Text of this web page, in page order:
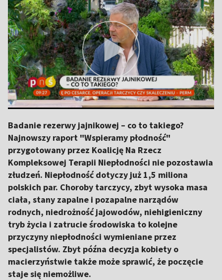
Badanie rezerwy jajnikowej – co to takiego?
Najnowszy raport "Wspieramy płodność"
przygotowany przez Koalicję Na Rzecz
Kompleksowej Terapii Niepłodności nie pozostawia
złudzeń. Niepłodność dotyczy już 1,5 miliona
polskich par. Choroby tarczycy, zbyt wysoka masa
ciała, stany zapalne i pozapalne narządów
rodnych, niedrożność jajowodów, niehigieniczny
tryb życia i zatrucie środowiska to kolejne
przyczyny niepłodności wymieniane przez
specjalistów. Zbyt późna decyzja kobiety o
macierzyństwie także może sprawić, że poczęcie
staje się niemożliwe.